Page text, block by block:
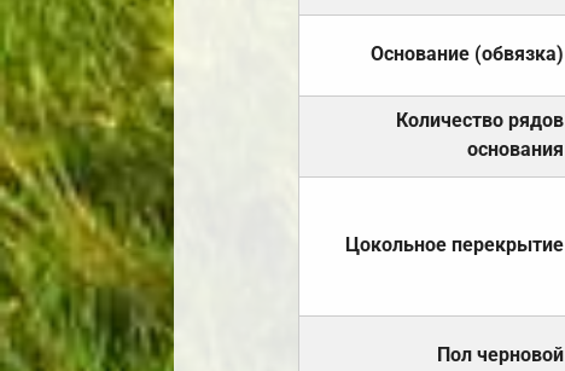
Основание (обвязка)
Количество рядов
основания
Цокольное перекрытие
Пол черновой